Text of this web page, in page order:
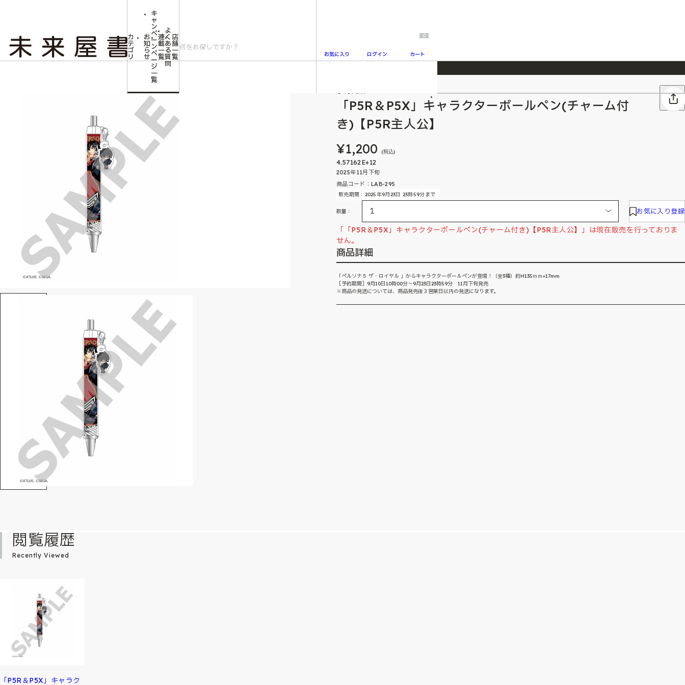
2026/7/23 『ONE PIECE magazine 021 ONE PIECEカード付き同梱版』発売延期のご案内
カ
テ
ゴ
リ
お
知
ら
せ
キ
ャ
ン
ペ
ー
ン
ペ
ー
ジ
一
覧
連
載
一
覧
よ
く
あ
る
質
問
店
舗
一
覧
お気に入り ログイン
0
カート
「P5R＆P5X」キャラクターボールペン(チャーム付き)【P5R主人公】
「P5R＆P5X」キャラクターボールペン(チャーム付
き)【P5R主人公】
¥1,200 (税込)
4.57162E+12
2025年11月下旬
商品コード：LAB-295
販売期間：2025年9月23日 23時59分まで
数量： お気に入り登録
「「P5R＆P5X」キャラクターボールペン(チャーム付き)【P5R主人公】」は現在販売を行っておりま
せん。
商品詳細
「ペルソナ５ ザ・ロイヤル 」からキャラクターボールペンが登場！（全3種）約H135ｍｍ×17mm
［予約期間］9月10日10時00分～9月23日23時59分 11月下旬発売
※商品の発送については、商品発売後３営業日以内の発送になります。
閲覧履歴
Recently Viewed
「P5R＆P5X」キャラク